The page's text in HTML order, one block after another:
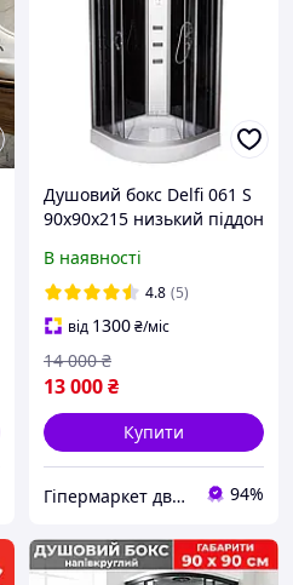
Душовий бокс Delfi 061 S
90х90х215 низький піддон
В наявності
4.8 (5)
від 1300₴/міс
13 000₴
14 000 ₴
Купити
Гіпермаркет дверей, сантехніки та меблів VERTEKS 94%